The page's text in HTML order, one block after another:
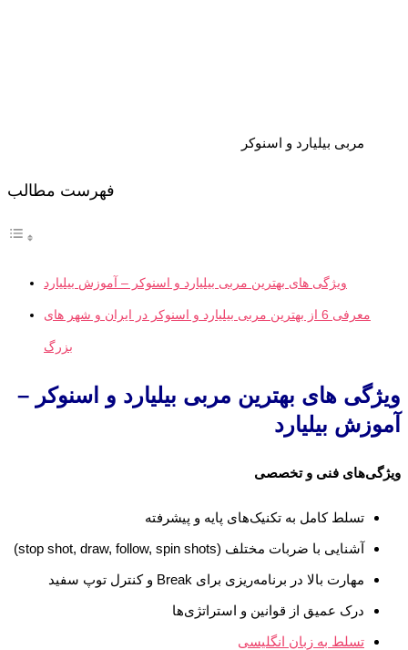
مربی بیلیارد و اسنوکر
فهرست مطالب
ویژگی‌ های بهترین مربی بیلیارد و اسنوکر – آموزش بیلیارد
معرفی 6 از بهترین مربی بیلیارد و اسنوکر در ایران و شهر های
بزرگ
ویژگی‌ های بهترین مربی بیلیارد و اسنوکر –
آموزش بیلیارد
ویژگی‌های فنی و تخصصی
تسلط کامل به تکنیک‌های پایه و پیشرفته
آشنایی با ضربات مختلف (stop shot, draw, follow, spin shots)
مهارت بالا در برنامه‌ریزی برای Break و کنترل توپ سفید
درک عمیق از قوانین و استراتژی‌ها
تسلط به زبان انگلیسی